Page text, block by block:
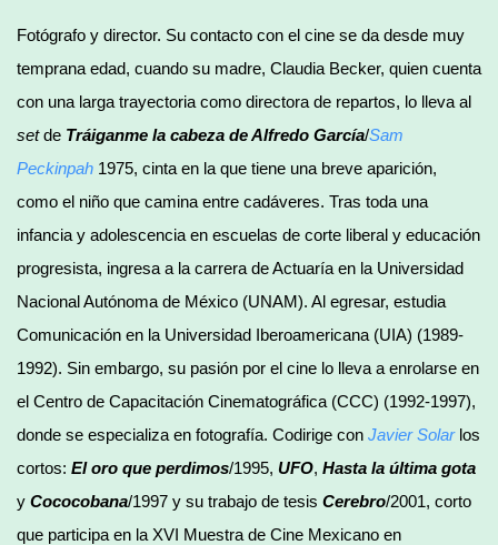
Fotógrafo y director. Su contacto con el cine se da desde muy
temprana edad, cuando su madre, Claudia Becker, quien cuenta
con una larga trayectoria como directora de repartos, lo lleva al
setde Tráiganme la cabeza de Alfredo García/Sam
Peckinpah 1975, cinta en la que tiene una breve aparición,
como el niño que camina entre cadáveres. Tras toda una
infancia y adolescencia en escuelas de corte liberal y educación
progresista, ingresa a la carrera de Actuaría en la Universidad
Nacional Autónoma de México (UNAM). Al egresar, estudia
Comunicación en la Universidad Iberoamericana (UIA) (1989-
1992). Sin embargo, su pasión por el cine lo lleva a enrolarse en
el Centro de Capacitación Cinematográfica (CCC) (1992-1997),
donde se especializa en fotografía. Codirige con Javier Solarlos
cortos: El oro que perdimos/1995, UFO, Hasta la última gota
y Cococobana/1997 y su trabajo de tesis Cerebro/2001, corto
que participa en la XVI Muestra de Cine Mexicano en